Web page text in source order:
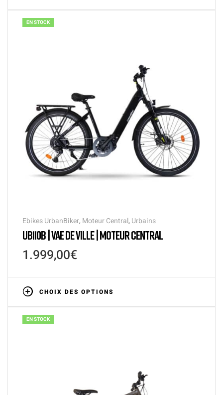
EN STOCK
Ebikes UrbanBiker, Moteur Central, Urbains
UB110B | VAE DE VILLE | MOTEUR CENTRAL
1.999,00€
CHOIX DES OPTIONS
EN STOCK